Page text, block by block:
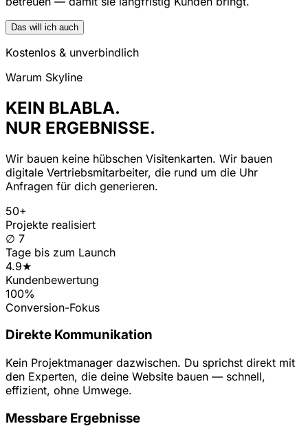
Das will ich auch
Kostenlos & unverbindlich
Warum Skyline
KEIN BLABLA.
NUR ERGEBNISSE.
Wir bauen keine hübschen Visitenkarten. Wir bauen
digitale Vertriebsmitarbeiter, die rund um die Uhr
Anfragen für dich generieren.
50+
Projekte realisiert
∅ 7
Tage bis zum Launch
4.9★
Kundenbewertung
100%
Conversion-Fokus
Direkte Kommunikation
Kein Projektmanager dazwischen. Du sprichst direkt mit
den Experten, die deine Website bauen — schnell,
effizient, ohne Umwege.
Messbare Ergebnisse